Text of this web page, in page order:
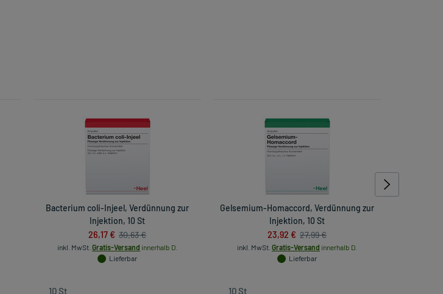
Bacterium coli-Injeel, Verdünnung zur
Injektion, 10 St
26,17 € 30,63 €
inkl. MwSt. Gratis-Versand innerhalb D.
Lieferbar
Gelsemium-Homaccord, Verdünnung zur
Injektion, 10 St
23,92 € 27,99 €
inkl. MwSt. Gratis-Versand innerhalb D.
Lieferbar